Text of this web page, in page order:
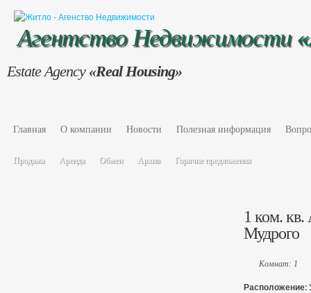
Агентство Недвижимости
Estate Agency «Real Housing»
Главная О компании Новости Полезная информация
Продажа Аренда Обмен Архив Горячие предложения
1 ком.
Мудрого
Комнат: 1
Расположение: